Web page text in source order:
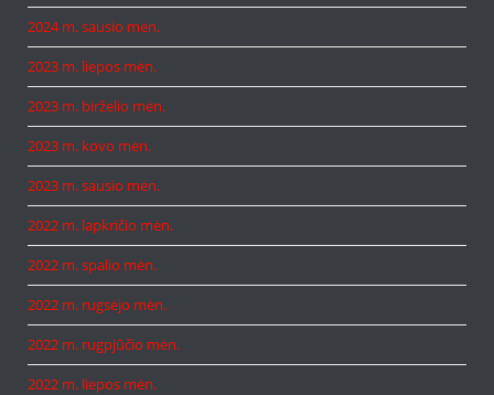
2024 m. sausio mėn.
2023 m. liepos mėn.
2023 m. birželio mėn.
2023 m. kovo mėn.
2023 m. sausio mėn.
2022 m. lapkričio mėn.
2022 m. spalio mėn.
2022 m. rugsėjo mėn.
2022 m. rugpjūčio mėn.
2022 m. liepos mėn.